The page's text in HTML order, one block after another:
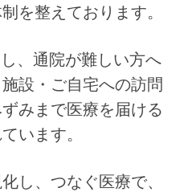
を整えております。
、通院が難しい方へ
設・ご自宅への訪問
みまで医療を届ける
います。
し、つなぐ医療で、